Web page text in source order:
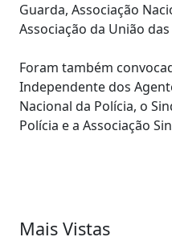
Guarda, Associação
Associação da União
Foram também
Independente dos
Nacional da Polícia, o
Polícia e a Associação
Mais Vistas